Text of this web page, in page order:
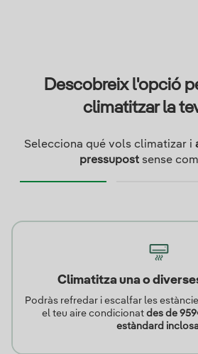
Descobreix l'opció
climatitzar la
Selecciona qué vols climatizar i
pressupost sense
Climatitza una o
Podràs refredar i escalfar les
el teu aire condicionat des de
estàndard